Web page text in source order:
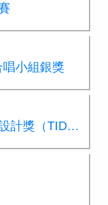
小組銀獎
AiTLE 小學創科 VR / AR 設計獎（TIDA）